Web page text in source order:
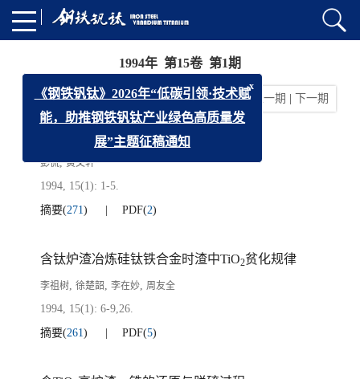
1994年 第15卷 第1期
上一期 下一期
加钛高速钢的性能特点
彭侃,黄文轩
1994, 15(1): 1-5.
摘要(271) PDF(2)
含钛炉渣冶炼硅钛铁合金时渣中TiO2贫化规律
李祖树, 徐楚韶, 李在妙, 周友全
1994, 15(1): 6-9,26.
摘要(261) PDF(5)
x
《钢铁钒钛》2026年“低碳引领·技术赋
能，助推钢铁钒钛产业绿色高质量发
展”主题征稿通知